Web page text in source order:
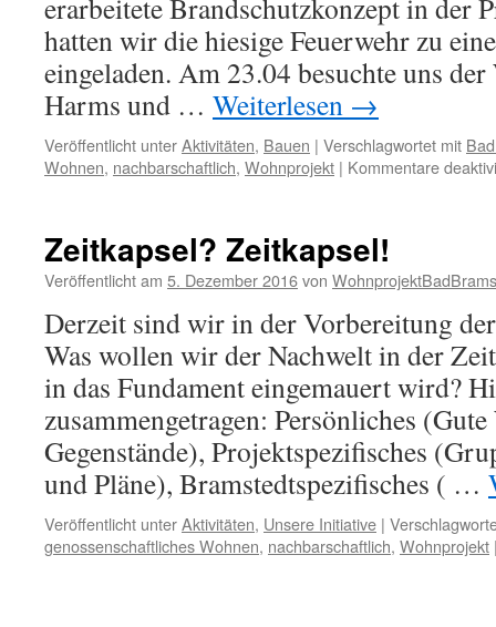
erarbeitete Brandschutzkonzept in der
hatten wir die hiesige Feuerwehr zu
eingeladen. Am 23.04 besuchte uns
Harms und … Weiterlesen →
Veröffentlicht unterAktivitäten, Bauen | Verschlagwortet mit
Wohnen, nachbarschaftlich, Wohnprojekt | Kommentare
Zeitkapsel? Zeitkapsel!
Veröffentlicht am 5. Dezember 2016von
Derzeit sind wir in der Vorbereitung
Was wollen wir der Nachwelt in der
in das Fundament eingemauert wird?
zusammengetragen: Persönliches
Gegenstände), Projektspezifisches
und Pläne), Bramstedtspezifisches ( …
Veröffentlicht unterAktivitäten, Unsere Initiative |
genossenschaftliches Wohnen, nachbarschaftlich, Wohnprojekt